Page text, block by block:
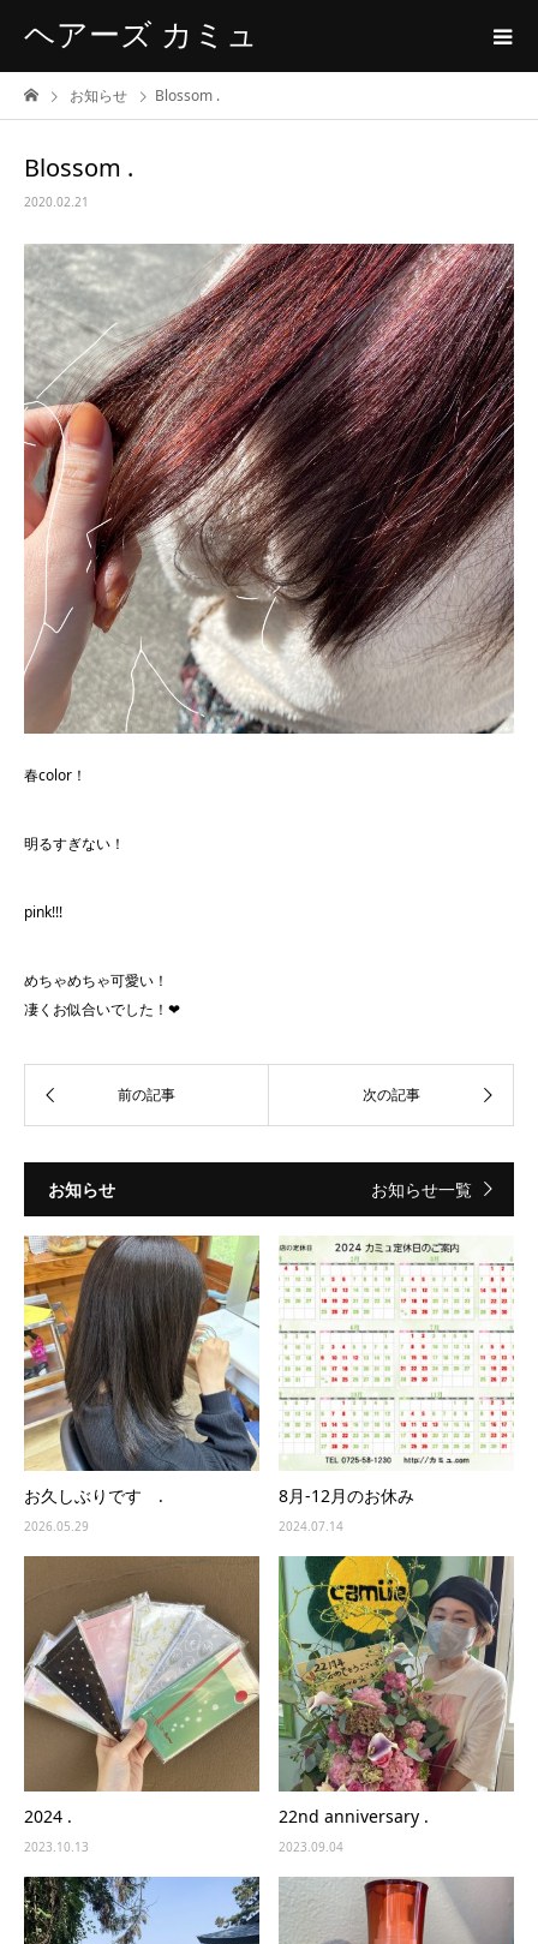
ヘアーズ カミュ
お知らせ Blossom .
Blossom .
2020.02.21
春color！
明るすぎない！
pink!!!
めちゃめちゃ可愛い！
凄くお似合いでした！❤︎
お知らせ お知らせ一覧
お久しぶりです .
2026.05.29
8月-12月のお休み
2024.07.14
2024 .
2023.10.13
22nd anniversary .
2023.09.04